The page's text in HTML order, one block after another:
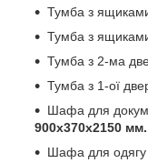
Тумба з
Тумба з
Тумба з 2-ма
Тумба з 1-ої
Шафа для
900х370х2150 мм.
Шафа для одягу